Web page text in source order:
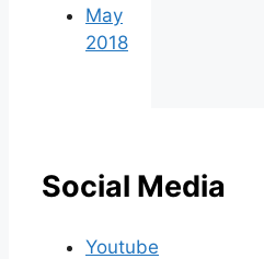
May
2018
Social Media
Youtube